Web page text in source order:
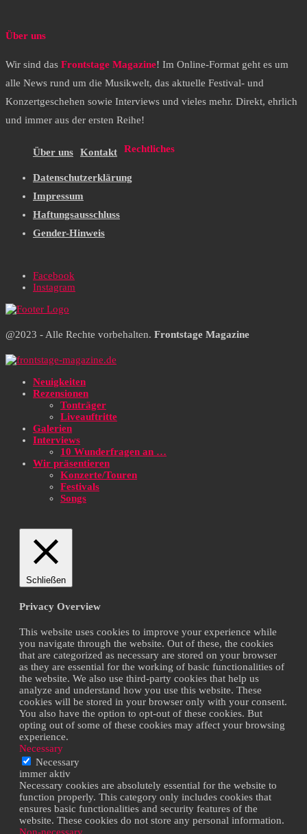
Über uns
Wir sind das Frontstage Magazine! Im Online-Format geht es um
alle News rund um die Musikwelt, das aktuelle Festival- und
Konzertgeschehen sowie Interviews und vieles mehr. Direkt, ehrlich
und immer aus der ersten Reihe!
Über uns Kontakt Rechtliches
Datenschutzerklärung
Impressum
Haftungsausschluss
Gender-Hinweis
Facebook
Instagram
@2023 - Alle Rechte vorbehalten. Frontstage Magazine
Neuigkeiten
Rezensionen
Tonträger
Liveauftritte
Galerien
Interviews
10 Wunderfragen an …
Wir präsentieren
Konzerte/Touren
Festivals
Songs
Schließen
Privacy Overview
This website uses cookies to improve your experience while
you navigate through the website. Out of these, the cookies
that are categorized as necessary are stored on your browser
as they are essential for the working of basic functionalities of
the website. We also use third-party cookies that help us
analyze and understand how you use this website. These
cookies will be stored in your browser only with your consent.
You also have the option to opt-out of these cookies. But
opting out of some of these cookies may affect your browsing
experience.
Necessary
Necessary
immer aktiv
Necessary cookies are absolutely essential for the website to
function properly. This category only includes cookies that
ensures basic functionalities and security features of the
website. These cookies do not store any personal information.